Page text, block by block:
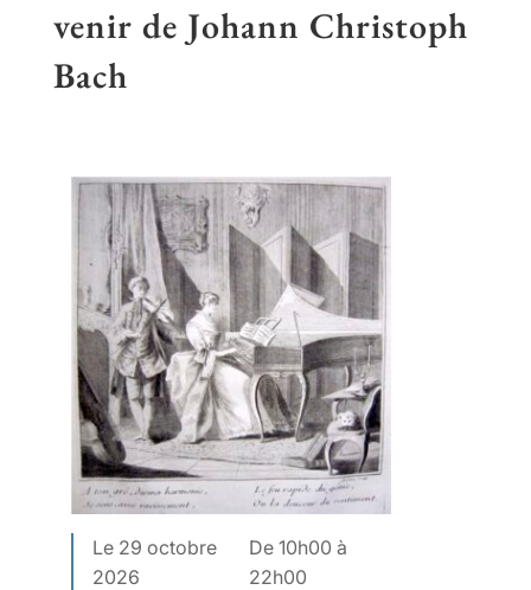
venir de Johann Christoph
Bach
Le 29 octobre
2026
De 10h00 à
22h00